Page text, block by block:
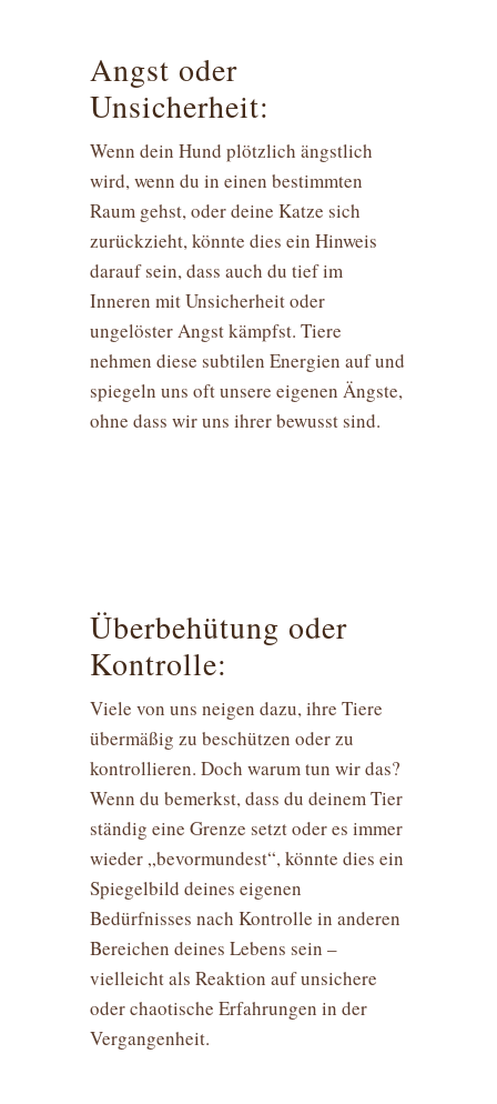
Angst oder
Unsicherheit:
Wenn dein Hund plötzlich ängstlich
wird, wenn du in einen bestimmten
Raum gehst, oder deine Katze sich
zurückzieht, könnte dies ein Hinweis
darauf sein, dass auch du tief im
Inneren mit Unsicherheit oder
ungelöster Angst kämpfst. Tiere
nehmen diese subtilen Energien auf und
spiegeln uns oft unsere eigenen Ängste,
ohne dass wir uns ihrer bewusst sind.
Überbehütung oder
Kontrolle:
Viele von uns neigen dazu, ihre Tiere
übermäßig zu beschützen oder zu
kontrollieren. Doch warum tun wir das?
Wenn du bemerkst, dass du deinem Tier
ständig eine Grenze setzt oder es immer
wieder „bevormundest“, könnte dies ein
Spiegelbild deines eigenen
Bedürfnisses nach Kontrolle in anderen
Bereichen deines Lebens sein –
vielleicht als Reaktion auf unsichere
oder chaotische Erfahrungen in der
Vergangenheit.